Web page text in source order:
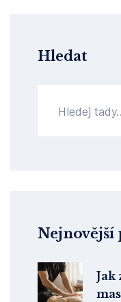
Hledat
Nejnovější
Jak